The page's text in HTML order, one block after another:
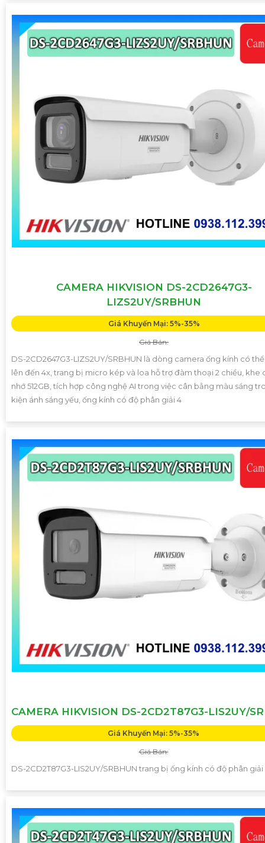
CAMERA HIKVISION DS-2CD2647G3-
LIZS2UY/SRBHUN
Giá Khuyến Mại: 5%-35%
Giá Bán:
DS-2CD2647G3-LIZS2UY/SRBHUN là dòng camera ống kính có
lên đến 4x, trang bị micro kép và loa hỗ trợ đàm thoại 2 chiều, khe
nhớ 512GB, tích hợp công nghệ AI trong việc cân bằng màu sáng
kiện ánh sáng yếu, ống kính có độ phân giải 4
CAMERA HIKVISION DS-2CD2T87G3-LIS2UY/
Giá Khuyến Mại: 5%-35%
Giá Bán:
DS-2CD2T87G3-LIS2UY/SRBHUN trang bị ống kính có độ phân giải